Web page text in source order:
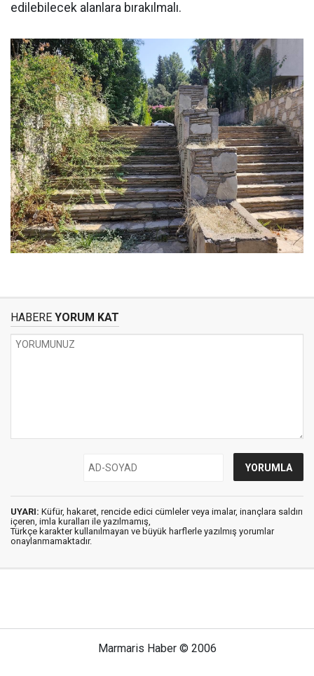
edilebilecek alanlara bırakılmalı.
HABERE YORUM KAT
UYARI: Küfür, hakaret, rencide edici cümleler veya imalar, inançlara saldırı
içeren, imla kuralları ile yazılmamış,
Türkçe karakter kullanılmayan ve büyük harflerle yazılmış yorumlar
onaylanmamaktadır.
Marmaris Haber © 2006